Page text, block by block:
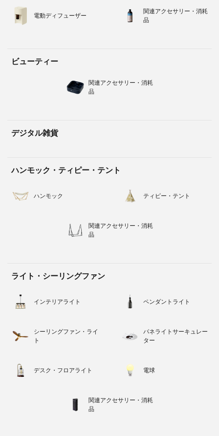
電動ディフューザー
関連アクセサリー・消耗
品
ビューティー
関連アクセサリー・消耗
品
デジタル雑貨
ハンモック・ティピー・テント
ハンモック ティピー・テント
関連アクセサリー・消耗
品
ライト・シーリングファン
インテリアライト ペンダントライト
シーリングファン・ライ
ト
パネライトサーキュレー
ター
デスク・フロアライト 電球
関連アクセサリー・消耗
品